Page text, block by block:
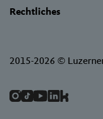
Rechtliches
2015-2026 ©